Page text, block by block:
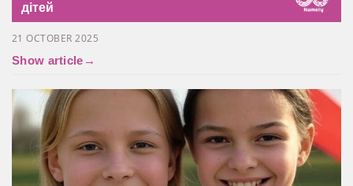
дітей
21 OCTOBER 2025
Show article →